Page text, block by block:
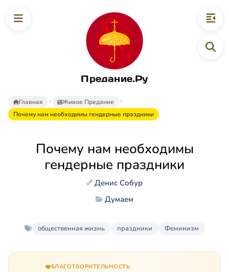
Предание.Ру
Главная
Живое Предание
Почему нам необходимы гендерные праздники
Почему нам необходимы
гендерные праздники
Денис Собур
Думаем
общественная жизнь праздники Феминизм
БЛАГОТВОРИТЕЛЬНОСТЬ